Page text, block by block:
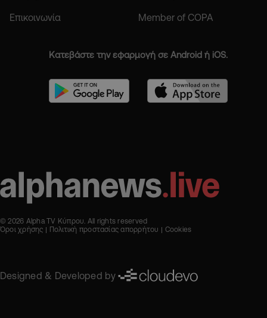
Επικοινωνία Member of COPA
Κατεβάστε την εφαρμογή σε Android ή iOS.
© 2026 Alpha TV Κύπρου. All rights reserved
Όροι χρήσης
Πολιτική προστασίας απορρήτου Cookies
Designed & Developed by